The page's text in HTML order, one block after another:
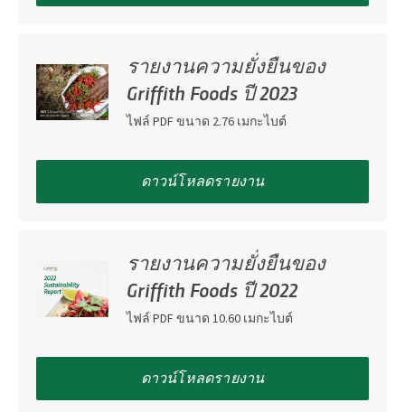
รายงานความยั่งยืนของ
Griffith Foods ปี 2023
ไฟล์ PDF ขนาด 2.76 เมกะไบต์
ดาวน์โหลดรายงาน
รายงานความยั่งยืนของ
Griffith Foods ปี 2022
ไฟล์ PDF ขนาด 10.60 เมกะไบต์
ดาวน์โหลดรายงาน